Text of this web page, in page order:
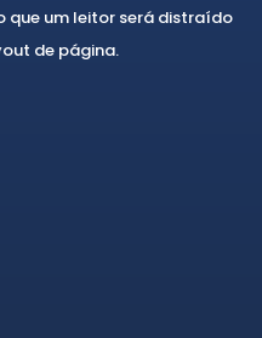
que um leitor será distraído
de página.